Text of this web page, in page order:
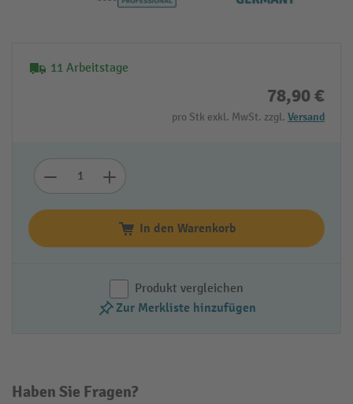
11 Arbeitstage
78,90 €
pro Stk exkl. MwSt. zzgl. Versand
In den Warenkorb
Produkt vergleichen
Zur Merkliste hinzufügen
Haben Sie Fragen?